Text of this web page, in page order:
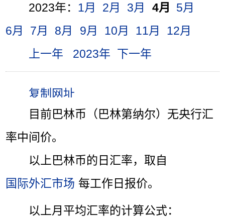
2023年： 1月 2月 3月 4月
5月
6月
7月 8月 9月 10月 11月
12月
上一年
2023年 下一年
目前巴林币（巴林第纳尔）无央行汇
率中间价。
以上巴林币的日汇率，取自
国际外汇市场 每工作日报价。
以上月平均汇率的计算公式：